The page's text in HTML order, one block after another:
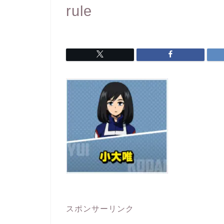
rule
スポンサーリンク